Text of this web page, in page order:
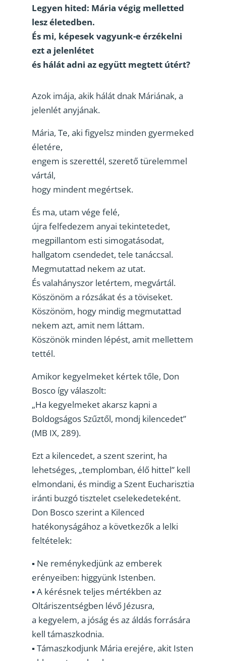
Legyen hited: Mária végig melletted
lesz életedben.
És mi, képesek vagyunk-e érzékelni
ezt a jelenlétet
és hálát adni az együtt megtett útért?
Azok imája, akik hálát dnak Máriának, a
jelenlét anyjának.
Mária, Te, aki figyelsz minden gyermeked
életére,
engem is szerettél, szerető türelemmel
vártál,
hogy mindent megértsek.
És ma, utam vége felé,
újra felfedezem anyai tekintetedet,
megpillantom esti simogatásodat,
hallgatom csendedet, tele tanáccsal.
Megmutattad nekem az utat.
És valahányszor letértem, megvártál.
Köszönöm a rózsákat és a töviseket.
Köszönöm, hogy mindig megmutattad
nekem azt, amit nem láttam.
Köszönök minden lépést, amit mellettem
tettél.
Amikor kegyelmeket kértek tőle, Don
Bosco így válaszolt:
„Ha kegyelmeket akarsz kapni a
Boldogságos Szűztől, mondj kilencedet”
(MB IX, 289).
Ezt a kilencedet, a szent szerint, ha
lehetséges, „templomban, élő hittel” kell
elmondani, és mindig a Szent Eucharisztia
iránti buzgó tisztelet cselekedeteként.
Don Bosco szerint a Kilenced
hatékonyságához a következők a lelki
feltételek:
▪ Ne reménykedjünk az emberek
erényeiben: higgyünk Istenben.
▪ A kérésnek teljes mértékben az
Oltáriszentségben lévő Jézusra,
a kegyelem, a jóság és az áldás forrására
kell támaszkodnia.
▪ Támaszkodjunk Mária erejére, akit Isten